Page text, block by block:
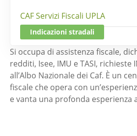
CAF Servizi Fiscali UPLA
Indicazioni stradali
Si occupa di assistenza fiscale,
redditi, Isee, IMU e TASI, richieste
all’Albo Nazionale dei Caf. È un
fiscale che opera con
e vanta una profonda esperienza